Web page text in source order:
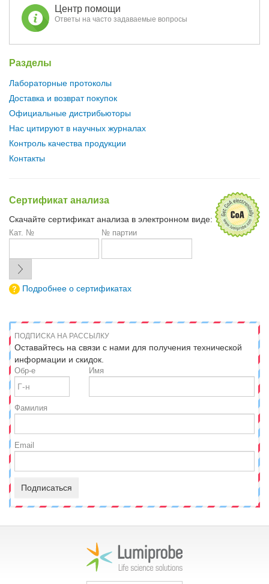
Центр помощи
Ответы на часто задаваемые вопросы
Разделы
Лабораторные протоколы
Доставка и возврат покупок
Официальные дистрибьюторы
Нас цитируют в научных журналах
Контроль качества продукции
Контакты
Сертификат анализа
Скачайте сертификат анализа в электронном виде:
Кат. № № партии
Подробнее о сертификатах
ПОДПИСКА НА РАССЫЛКУ
Оставайтесь на связи с нами для получения технической
информации и скидок.
Обр-е Имя
Фамилия
Email
Подписаться